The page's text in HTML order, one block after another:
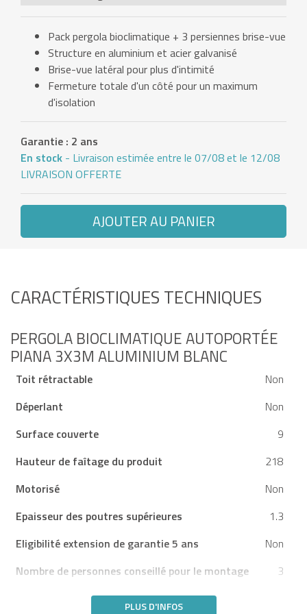
Pack pergola bioclimatique + 3 persiennes brise-vue
Structure en aluminium et acier galvanisé
Brise-vue latéral pour plus d'intimité
Fermeture totale d'un côté pour un maximum
d'isolation
Garantie : 2 ans
En stock - Livraison estimée entre le 07/08 et le 12/08
LIVRAISON OFFERTE
AJOUTER AU PANIER
CARACTÉRISTIQUES TECHNIQUES
PERGOLA BIOCLIMATIQUE AUTOPORTÉE
PIANA 3X3M ALUMINIUM BLANC
Toit rétractable
Non
Déperlant
Non
Surface couverte
9
Hauteur de faîtage du produit
218
Motorisé
Non
Epaisseur des poutres supérieures
1.3
Eligibilité extension de garantie 5 ans
Non
Nombre de personnes conseillé pour le montage
3
PLUS D'INFOS